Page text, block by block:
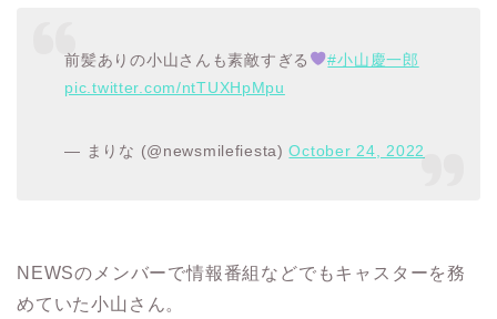
前髪ありの小山さんも素敵すぎる
#小山慶一郎
pic.twitter.com/ntTUXHpMpu
— まりな (@newsmilefiesta)October 24, 2022
NEWSのメンバーで情報番組などでもキャスターを務
めていた小山さん。